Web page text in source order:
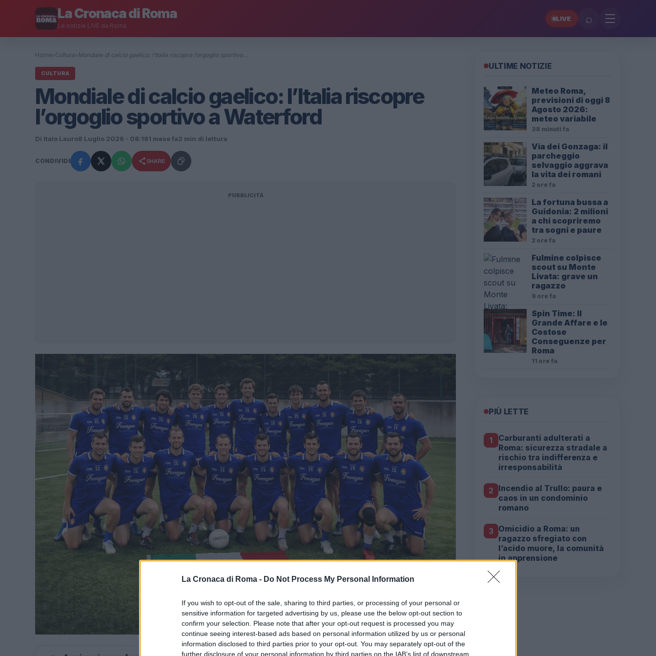
La Cronaca di Roma - Do Not Process My Personal Information
If you wish to opt-out of the sale, sharing to third parties, or processing of your personal or
sensitive information for targeted advertising by us, please use the below opt-out section to
confirm your selection. Please note that after your opt-out request is processed you may
continue seeing interest-based ads based on personal information utilized by us or personal
information disclosed to third parties prior to your opt-out. You may separately opt-out of the
further disclosure of your personal information by third parties on the IAB’s list of downstream
La Cronaca di Roma
Le notizie LIVE da Roma
LIVE ⌕
Home› Cultura› Mondiale di calcio gaelico: l’Italia riscopre l’orgoglio sportivo…
CULTURA
Mondiale di calcio gaelico: l’Italia riscopre
l’orgoglio sportivo a Waterford
Di Italo Lauro8 Luglio 2026 - 08:181 mese fa2 min di lettura
CONDIVIDI SHARE
PUBBLICITÀ
ULTIME NOTIZIE
Meteo Roma,
previsioni di oggi 8
Agosto 2026:
meteo variabile
38 minuti fa
Via dei Gonzaga: il
parcheggio
selvaggio aggrava
la vita dei romani
2 ore fa
La fortuna bussa a
Guidonia: 2 milioni
a chi scopriremo
tra sogni e paure
2 ore fa
Fulmine colpisce
scout su Monte
Livata: grave un
ragazzo
9 ore fa
Spin Time: Il
Grande Affare e le
Costose
Conseguenze per
Roma
11 ore fa
PIÙ LETTE
1
Carburanti adulterati a
Roma: sicurezza stradale a
rischio tra indifferenza e
irresponsabilità
2 Incendio al Trullo: paura e
caos in un condominio
romano
3 Omicidio a Roma: un
ragazzo sfregiato con
l’acido muore, la comunità
in apprensione